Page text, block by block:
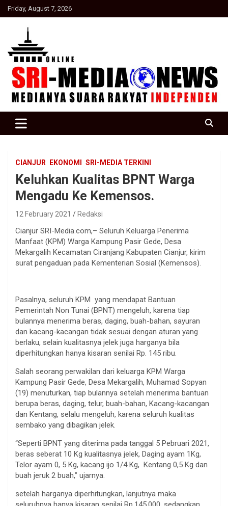
Skip
to
Friday, August 7, 2026
SRI Media news
CIANJUR EKONOMI SRI-MEDIA TERKINI
Keluhkan Kualitas BPNT Warga
Mengadu Ke Kemensos.
12 February 2021 Redaksi
Cianjur SRI-Media.com,– Seluruh Keluarga Penerima
Manfaat (KPM) Warga Kampung Pasir Gede, Desa
Mekargalih Kecamatan Ciranjang Kabupaten Cianjur, kirim
surat pengaduan pada Kementerian Sosial (Kemensos).
Pasalnya, seluruh KPM yang mendapat Bantuan
Pemerintah Non Tunai (BPNT) mengeluh, karena tiap
bulannya menerima beras, daging, buah-bahan, sayuran
dan kacang-kacangan tidak sesuai dengan aturan yang
berlaku, selain kualitasnya jelek juga harganya bila
diperhitungkan hanya kisaran senilai Rp. 145 ribu.
Salah seorang perwakilan dari keluarga KPM Warga
Kampung Pasir Gede, Desa Mekargalih, Muhamad Sopyan
(19) menuturkan, tiap bulannya setelah menerima bantuan
berupa beras, daging, telur, buah-bahan, Kacang-kacangan
dan Kentang, selalu mengeluh, karena seluruh kualitas
sembako yang dibagikan jelek.
“Seperti BPNT yang diterima pada tanggal 5 Pebruari 2021,
beras seberat 10 Kg kualitasnya jelek, Daging ayam 1Kg,
Telor ayam 0, 5 Kg, kacang ijo 1/4 Kg, Kentang 0,5 Kg dan
buah jeruk 2 buah,” ujarnya.
setelah harganya diperhitungkan, lanjutnya maka